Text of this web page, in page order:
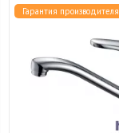
Гарантия производителя